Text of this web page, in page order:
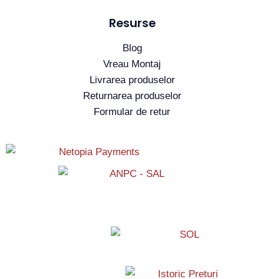
Resurse
Blog
Vreau Montaj
Livrarea produselor
Returnarea produselor
Formular de retur